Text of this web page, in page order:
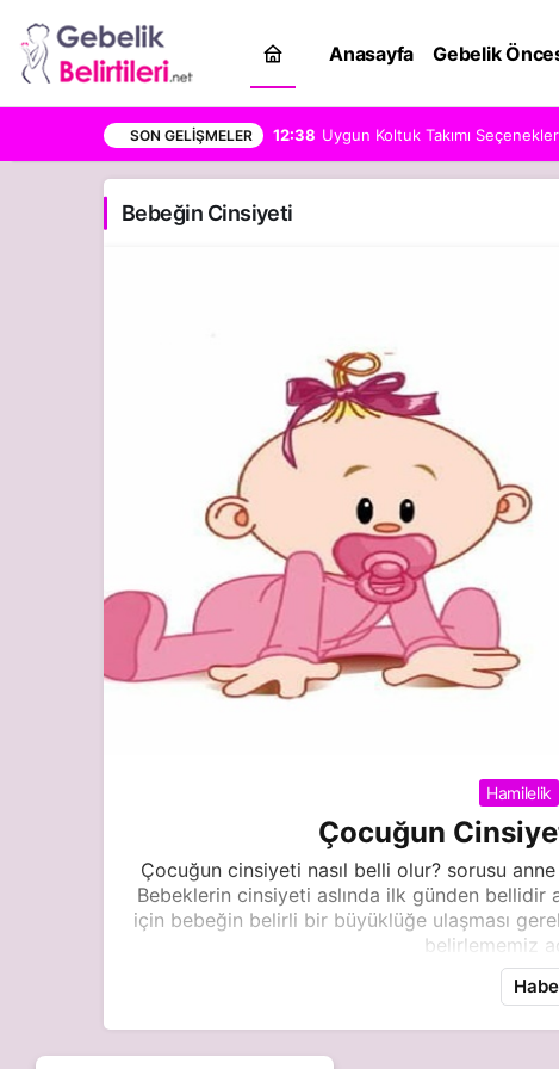
Bebeğin
Cinsiyeti
Haberleri
Anasayfa Gebelik
SON GELIŞMELER 12:38 Uygun Koltuk Takımı
Bebeğin Cinsiyeti
Hamilelik
Çocuğun
Çocuğun cinsiyeti nasıl belli olur? sorusu
Bebeklerin cinsiyeti aslında ilk günden bellidir
için bebeğin belirli bir büyüklüğe ulaşması
belirlememiz